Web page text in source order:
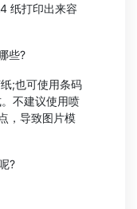
纸打印出来容
些?
;也可使用条码
不建议使用喷
，导致图片模
?